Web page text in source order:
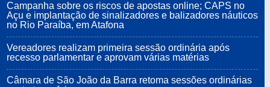
Campanha sobre os riscos de apostas online; CAPS no
Açu e implantação de sinalizadores e balizadores náuticos
no Rio Paraíba, em Atafona
Vereadores realizam primeira sessão ordinária após
recesso parlamentar e aprovam várias matérias
Câmara de São João da Barra retoma sessões ordinárias